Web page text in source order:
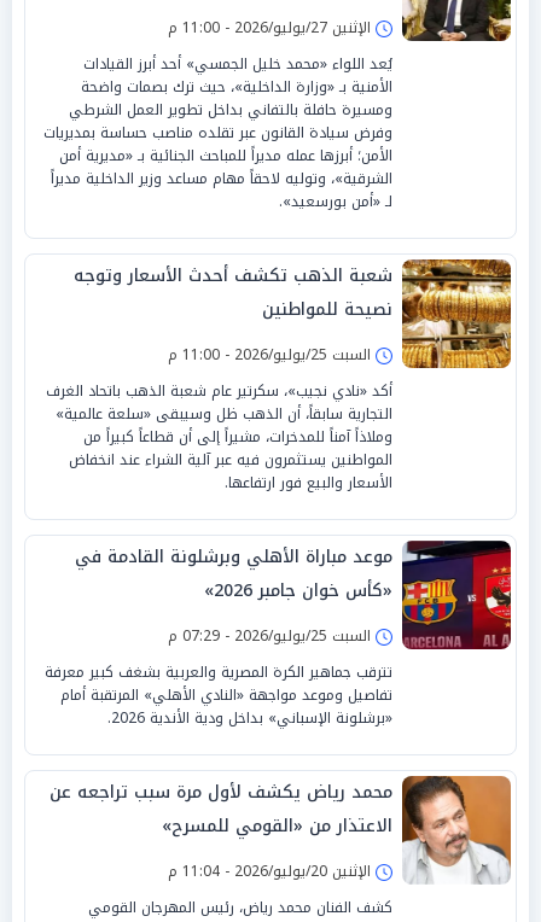
الإثنين 27/يوليو/2026 - 11:00 م
يُعد اللواء «محمد خليل الجمسي» أحد أبرز القيادات
الأمنية بـ «وزارة الداخلية»، حيث ترك بصمات واضحة
ومسيرة حافلة بالتفاني بداخل تطوير العمل الشرطي
وفرض سيادة القانون عبر تقلده مناصب حساسة بمديريات
الأمن؛ أبرزها عمله مديراً للمباحث الجنائية بـ «مديرية أمن
الشرقية»، وتوليه لاحقاً مهام مساعد وزير الداخلية مديراً
لـ «أمن بورسعيد».
شعبة الذهب تكشف أحدث الأسعار وتوجه
نصيحة للمواطنين
السبت 25/يوليو/2026 - 11:00 م
أكد «نادي نجيب»، سكرتير عام شعبة الذهب باتحاد الغرف
التجارية سابقاً، أن الذهب ظل وسيبقى «سلعة عالمية»
وملاذاً آمناً للمدخرات، مشيراً إلى أن قطاعاً كبيراً من
المواطنين يستثمرون فيه عبر آلية الشراء عند انخفاض
الأسعار والبيع فور ارتفاعها.
موعد مباراة الأهلي وبرشلونة القادمة في
«كأس خوان جامبر 2026»
السبت 25/يوليو/2026 - 07:29 م
تترقب جماهير الكرة المصرية والعربية بشغف كبير معرفة
تفاصيل وموعد مواجهة «النادي الأهلي» المرتقبة أمام
«برشلونة الإسباني» بداخل ودية الأندية 2026.
محمد رياض يكشف لأول مرة سبب تراجعه عن
الاعتذار من «القومي للمسرح»
الإثنين 20/يوليو/2026 - 11:04 م
كشف الفنان محمد رياض، رئيس المهرجان القومي